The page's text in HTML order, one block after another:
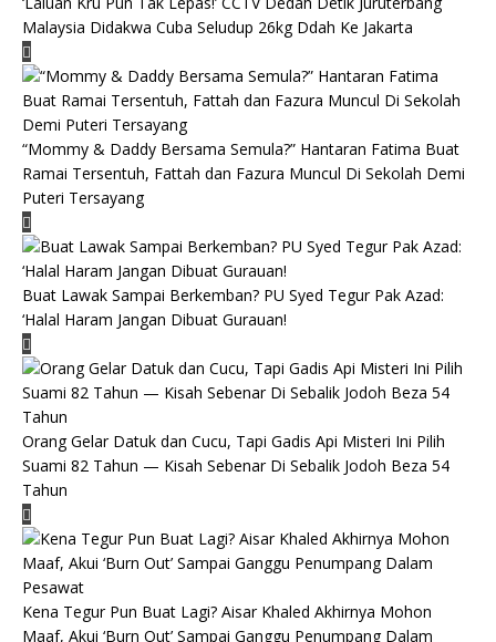
Malaysia Didakwa Cuba Seludup 26kg Ddah Ke Jakarta
“Mommy & Daddy Bersama Semula?” Hantaran Fatima Buat
Ramai Tersentuh, Fattah dan Fazura Muncul Di Sekolah Demi
Puteri Tersayang
Buat Lawak Sampai Berkemban? PU Syed Tegur Pak Azad:
‘Halal Haram Jangan Dibuat Gurauan!
Orang Gelar Datuk dan Cucu, Tapi Gadis Api Misteri Ini Pilih
Suami 82 Tahun — Kisah Sebenar Di Sebalik Jodoh Beza 54
Tahun
Kena Tegur Pun Buat Lagi? Aisar Khaled Akhirnya Mohon
Maaf, Akui ‘Burn Out’ Sampai Ganggu Penumpang Dalam